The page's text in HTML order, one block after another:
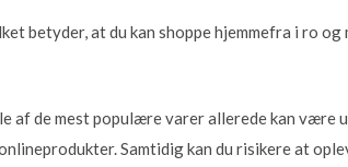
betyder, at du kan shoppe hjemmefra i ro og
af de mest populære varer allerede kan være
Samtidig kan du risikere at